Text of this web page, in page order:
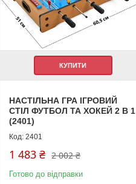
КУПИТИ
НАСТІЛЬНА ГРА ІГРОВИЙ
СТІЛ ФУТБОЛ ТА ХОКЕЙ 2 В 1
(2401)
2401
2 002 ₴
1 483 ₴
Готово до відправки